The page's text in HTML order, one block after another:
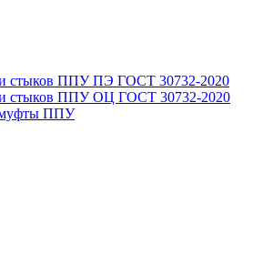
стыков ППУ ПЭ ГОСТ 30732-2020
стыков ППУ ОЦ ГОСТ 30732-2020
муфты ППУ